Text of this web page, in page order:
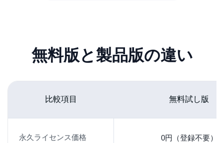
無料版と製品版の違い
比較項目
永久ライセンス価格
無料試し版
0円（登録不要）